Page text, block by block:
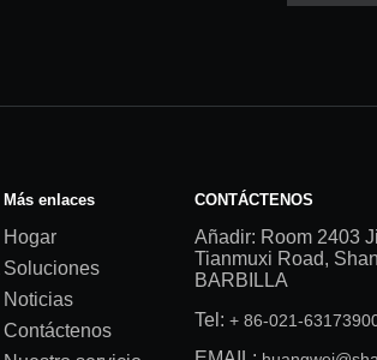
Más enlaces
Hogar
Soluciones
Noticias
Contáctenos
CONTÁCTENOS
Añadir: Room 2403
Tianmuxi Road,
BARBILLA
Tel: + 86-021-